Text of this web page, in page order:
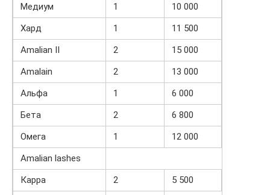
Медиум 1
10 000
Хард
1
11 500
Amalian II
2
15 000
Аmalain
2
13 000
Альфа
1
6 000
Бета
2
6 800
Омега
1
12 000
Amalian lashes
Карра
2
5 500